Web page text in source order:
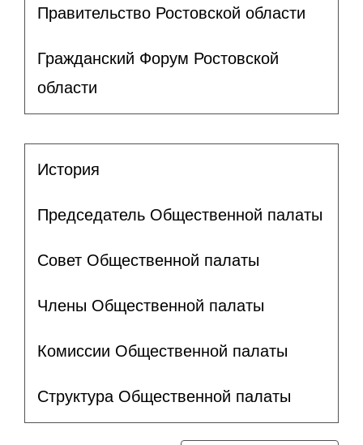
Правительство Ростовской области
Гражданский Форум Ростовской
области
История
Председатель Общественной палаты
Совет Общественной палаты
Члены Общественной палаты
Комиссии Общественной палаты
Структура Общественной палаты